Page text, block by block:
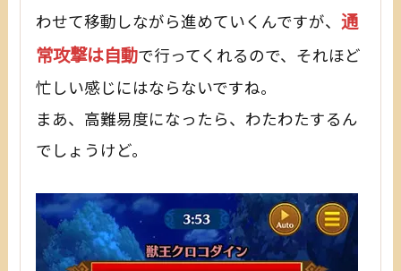
わせて移動しながら進めていくんですが、通
常攻撃は自動で行ってくれるので、それほど
忙しい感じにはならないですね。
まあ、高難易度になったら、わたわたするん
でしょうけど。